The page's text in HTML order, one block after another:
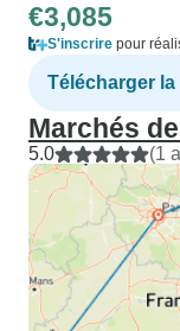
€3,085
S'inscrire pour
Télécharger
Marchés
5.0 (1